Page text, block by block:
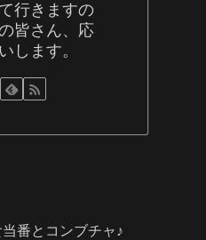
行きますの
皆さん、応
します。
当番とコンブチャ♪